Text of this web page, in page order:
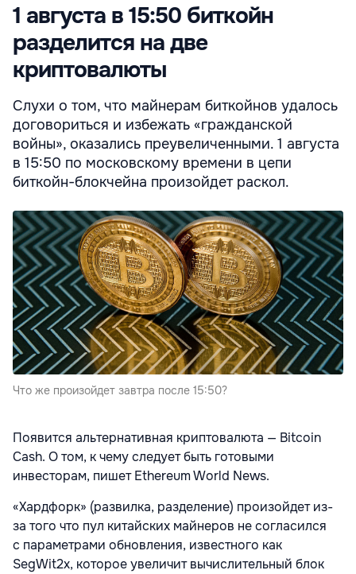
1 августа в 15:50 биткойн
разделится на две
криптовалюты
Слухи о том, что майнерам биткойнов удалось
договориться и избежать «гражданской
войны», оказались преувеличенными. 1 августа
в 15:50 по московскому времени в цепи
биткойн-блокчейна произойдет раскол.
Что же произойдет завтра после 15:50?
Появится альтернативная криптовалюта — Bitcoin
Cash. О том, к чему следует быть готовыми
инвесторам, пишет Ethereum World News.
«Хардфорк» (развилка, разделение) произойдет из-
за того что пул китайских майнеров не согласился
с параметрами обновления, известного как
SegWit2x, которое увеличит вычислительный блок